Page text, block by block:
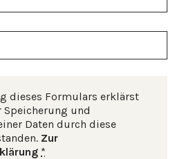
dieses Formulars erklärst
und
Daten durch diese
Zur
*